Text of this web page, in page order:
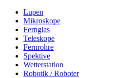
Lupen
Mikroskope
Fernglas
Teleskope
Fernrohre
Spektive
Wetterstation
Robotik / Roboter